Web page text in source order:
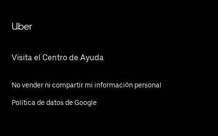
Uber
Visita el Centro de Ayuda
No vender ni compartir mi información personal
Política de datos de Google